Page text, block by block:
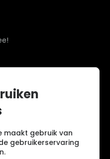
maakt gebruik van
gebruikerservaring